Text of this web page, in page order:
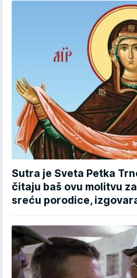
Sutra je Sveta Petka
čitaju baš ovu molitvu
sreću porodice,